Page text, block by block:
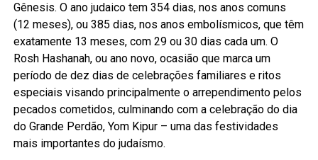
Gênesis. O ano judaico tem 354 dias, nos anos comuns
(12 meses), ou 385 dias, nos anos embolísmicos, que têm
exatamente 13 meses, com 29 ou 30 dias cada um. O
Rosh Hashanah, ou ano novo, ocasião que marca um
período de dez dias de celebrações familiares e ritos
especiais visando principalmente o arrependimento pelos
pecados cometidos, culminando com a celebração do dia
do Grande Perdão, Yom Kipur – uma das festividades
mais importantes do judaísmo.